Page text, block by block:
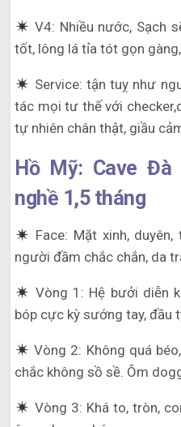
V4: Nhiều nước, Sạch
tốt, lông lá tỉa tót gọn
Service: tận tuỵ như
tác mọi tư thế với
tự nhiên chân thật, giầu
Hồ Mỹ: Cave
nghề 1,5 tháng
Face: Mặt xinh,
người đầm chắc chắn, da
Vòng 1: Hệ bưởi diễn
bóp cực kỳ sướng tay, đầu
Vòng 2: Không quá
chắc không sồ sề. Ôm
Vòng 3: Khá to, tròn,